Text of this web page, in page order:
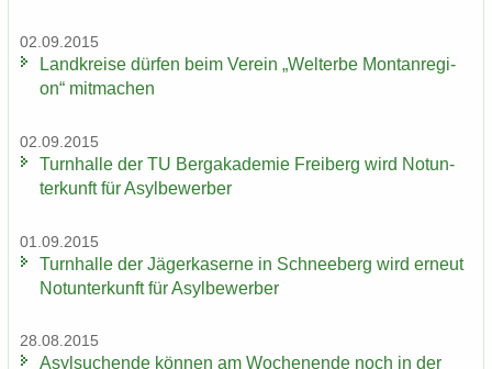
02.09.2015
Land­krei­se dür­fen beim Ver­ein „Welt­erbe Mon­tan­re­gi­
on“ mit­ma­chen
02.09.2015
Turn­hal­le der TU Berg­aka­de­mie Frei­berg wird Not­un­
ter­kunft für Asyl­be­wer­ber
01.09.2015
Turn­hal­le der Jä­ger­ka­ser­ne in Schnee­berg wird er­neut
Not­un­ter­kunft für Asyl­be­wer­ber
28.08.2015
Asyl­su­chen­de kön­nen am Wo­chen­en­de noch in der